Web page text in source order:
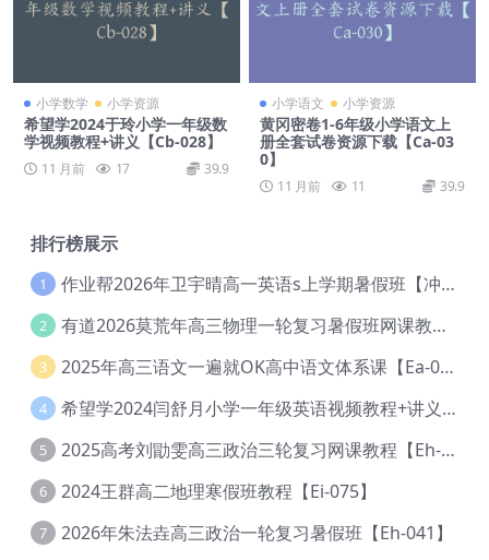
小学数学 小学资源
希望学2024于玲小学一年级数
学视频教程+讲义【Cb-028】
11 月前 17 39.9
小学语文 小学资源
黄冈密卷1-6年级小学语文上
册全套试卷资源下载【Ca-03
0】
11 月前 11 39.9
排行榜展示
1 作业帮2026年卫宇晴高一英语s上学期暑假班【冲顶班】【Ec-003】
2 有道2026莫荒年高三物理一轮复习暑假班网课教程【Ef-044】
3 2025年高三语文一遍就OK高中语文体系课【Ea-028】
4 希望学2024闫舒月小学一年级英语视频教程+讲义【Cc-004】
5 2025高考刘勖雯高三政治三轮复习网课教程【Eh-061】
6 2024王群高二地理寒假班教程【Ei-075】
7 2026年朱法垚高三政治一轮复习暑假班【Eh-041】